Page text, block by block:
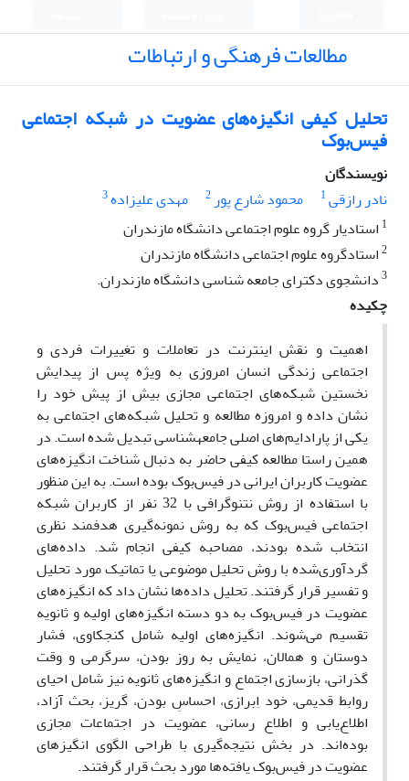
مطالعات فرهنگی و ارتباطات
تحلیل کیفی انگیزه‌های عضویت در شبکه اجتماعی
فیس‌بوک
نویسندگان
نادر رازقی1 محمود شارع پور2 مهدی علیزاده3
1 استادیار گروه علوم اجتماعی دانشگاه مازندران
2استادگروه علوم اجتماعی دانشگاه مازندران
3دانشجوی دکترای جامعه شناسی دانشگاه مازندران.
چکیده
اهمیت و نقش اینترنت در تعاملات و تغییرات فردی و
اجتماعی زندگی انسان امروزی به ویژه پس از پیدایش
نخستین شبکه‌های اجتماعی مجازی بیش از پیش خود را
نشان داده و امروزه مطالعه و تحلیل شبکه‌های اجتماعی به
یکی از پارادایم‌های اصلی جامعه­شناسی تبدیل شده است. در
همین راستا مطالعه کیفی حاضر به دنبال شناخت انگیزه‌های
عضویت کاربران ایرانی در فیس‌بوک بوده است. به این منظور
با استفاده از روش نتنوگرافی با 32 نفر از کاربران شبکه
اجتماعی فیس‌بوک که به روش نمونه‌گیری هدفمند نظری
انتخاب شده بودند، مصاحبه کیفی انجام شد. داده‌های
گردآوری‌شده با روش تحلیل موضوعی یا تماتیک مورد تحلیل
و تفسیر قرار گرفتند. تحلیل داده‌ها نشان داد که انگیزه‌های
عضویت در فیس‌بوک به دو دسته انگیزه‌های اولیه و ثانویه
تقسیم می‌شوند. انگیزه‌های اولیه شامل کنجکاوی، فشار
دوستان و همالان، نمایش به روز بودن، سرگرمی و وقت
گذرانی، بازسازی اجتماع و انگیزه‌های ثانویه نیز شامل احیای
روابط قدیمی، خود اِبرازی، احساسِ بودن، گریز، بحث آزاد،
اطلاع‌یابی و اطلاع رسانی، عضویت در اجتماعات مجازی
بوده‌اند. در بخش نتیجه‌گیری با طراحی الگوی انگیزهای
عضویت در فیس‌بوک یافته‌ها مورد بحث قرار گرفتند.